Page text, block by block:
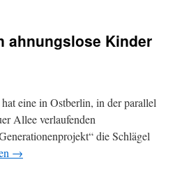
ahnungslose Kinder
eine in Ostberlin, in der parallel
Allee verlaufenden
die Schlägel
→